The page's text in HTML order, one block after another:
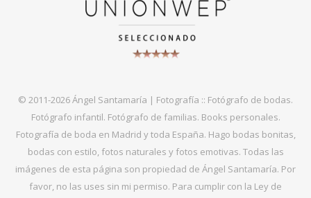
© 2011-2026 Ángel Santamaría | Fotografía :: Fotógrafo de bodas.
Fotógrafo infantil. Fotógrafo de familias. Books personales.
Fotografía de boda en Madrid y toda España. Hago bodas bonitas,
bodas con estilo, fotos naturales y fotos emotivas. Todas las
imágenes de esta página son propiedad de Ángel Santamaría. Por
favor, no las uses sin mi permiso. Para cumplir con la Ley de